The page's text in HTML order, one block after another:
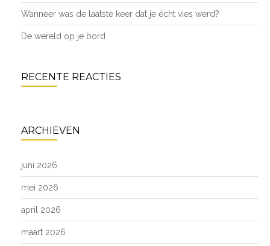
Wanneer was de laatste keer dat je écht vies werd?
De wereld op je bord
RECENTE REACTIES
ARCHIEVEN
juni 2026
mei 2026
april 2026
maart 2026